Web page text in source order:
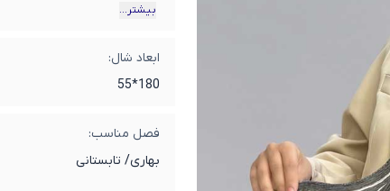
بیشتر...
ابعاد شال:
180*55
فصل مناسب:
بهاری/ تابستانی